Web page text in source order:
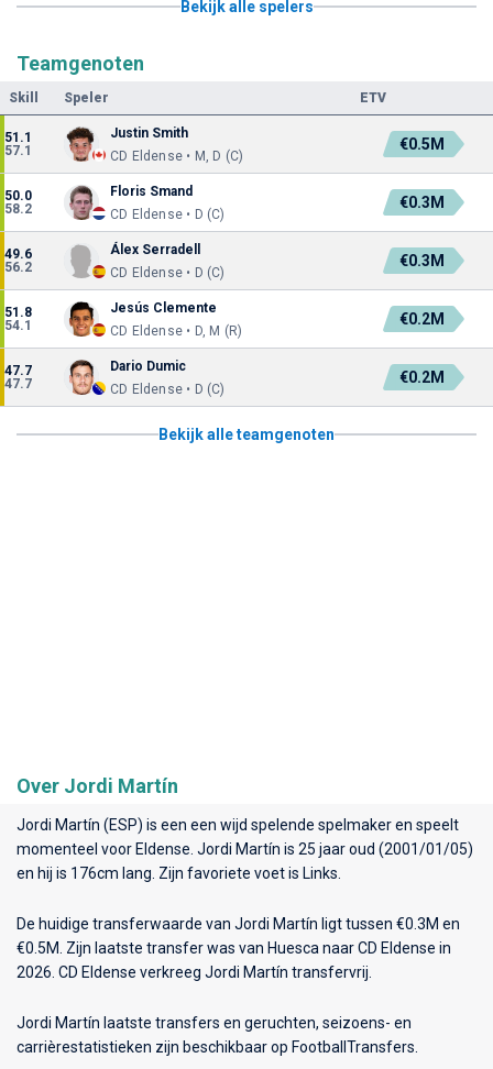
Bekijk alle spelers
Teamgenoten
Skill Speler ETV
51.1
57.1
Justin Smith
CD Eldense • M, D (C)
€0.5M
50.0
58.2
Floris Smand
CD Eldense • D (C)
€0.3M
49.6
56.2
Álex Serradell
CD Eldense • D (C)
€0.3M
51.8
54.1
Jesús Clemente
CD Eldense • D, M (R)
€0.2M
47.7
47.7
Dario Dumic
CD Eldense • D (C)
€0.2M
Bekijk alle teamgenoten
Over Jordi Martín
Jordi Martín (ESP) is een een wijd spelende spelmaker en speelt
momenteel voor Eldense . Jordi Martín is 25 jaar oud (2001/01/05)
en hij is 176cm lang. Zijn favoriete voet is Links.
De huidige transferwaarde van Jordi Martín ligt tussen €0.3M en
€0.5M. Zijn laatste transfer was van Huesca naar CD Eldense in
2026. CD Eldense verkreeg Jordi Martín transfervrij.
Jordi Martín laatste transfers en geruchten, seizoens- en
carrièrestatistieken zijn beschikbaar op FootballTransfers.